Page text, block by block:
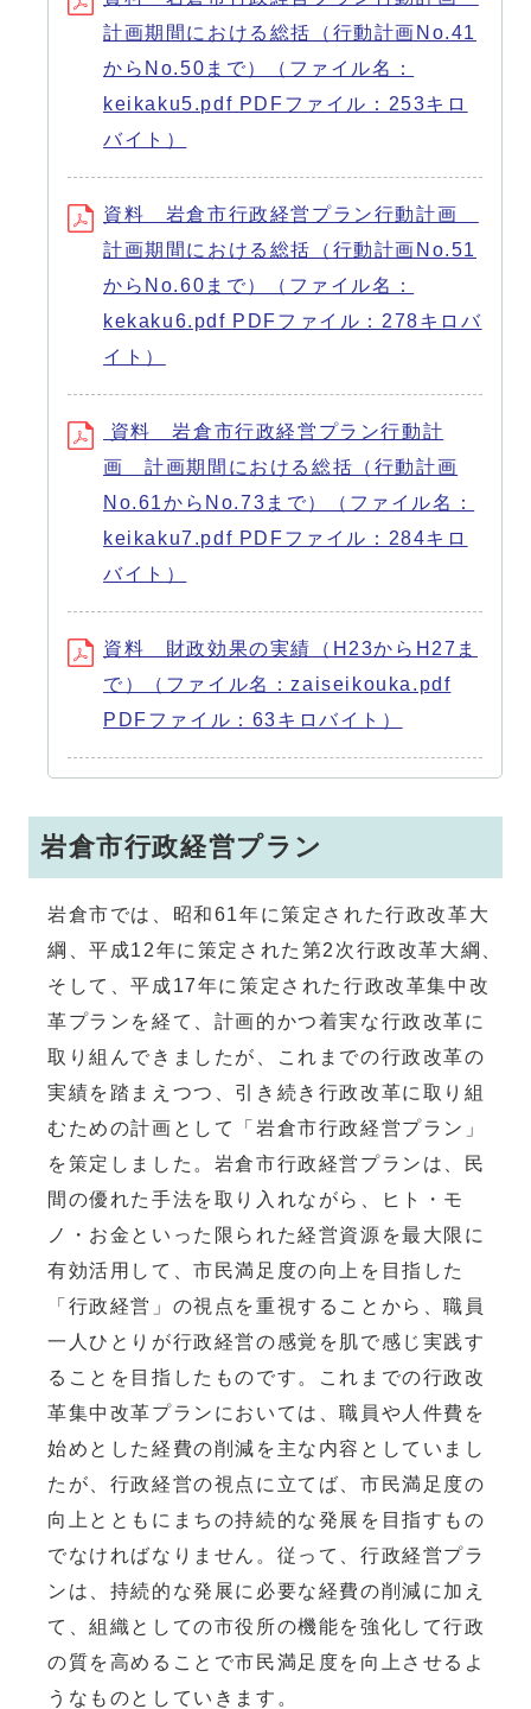
計画期間における総括（行動計画No.41
からNo.50まで）（ファイル名：
keikaku5.pdf PDFファイル：253キロ
バイト）
資料 岩倉市行政経営プラン行動計画
計画期間における総括（行動計画No.51
からNo.60まで）（ファイル名：
kekaku6.pdf PDFファイル：278キロバ
イト）
資料 岩倉市行政経営プラン行動計
画 計画期間における総括（行動計画
No.61からNo.73まで）（ファイル名：
keikaku7.pdf PDFファイル：284キロ
バイト）
資料 財政効果の実績（H23からH27ま
で）（ファイル名：zaiseikouka.pdf
PDFファイル：63キロバイト）
岩倉市行政経営プラン
岩倉市では、昭和61年に策定された行政改革大
綱、平成12年に策定された第2次行政改革大綱、
そして、平成17年に策定された行政改革集中改
革プランを経て、計画的かつ着実な行政改革に
取り組んできましたが、これまでの行政改革の
実績を踏まえつつ、引き続き行政改革に取り組
むための計画として「岩倉市行政経営プラン」
を策定しました。岩倉市行政経営プランは、民
間の優れた手法を取り入れながら、ヒト・モ
ノ・お金といった限られた経営資源を最大限に
有効活用して、市民満足度の向上を目指した
「行政経営」の視点を重視することから、職員
一人ひとりが行政経営の感覚を肌で感じ実践す
ることを目指したものです。これまでの行政改
革集中改革プランにおいては、職員や人件費を
始めとした経費の削減を主な内容としていまし
たが、行政経営の視点に立てば、市民満足度の
向上とともにまちの持続的な発展を目指すもの
でなければなりません。従って、行政経営プラ
ンは、持続的な発展に必要な経費の削減に加え
て、組織としての市役所の機能を強化して行政
の質を高めることで市民満足度を向上させるよ
うなものとしていきます。